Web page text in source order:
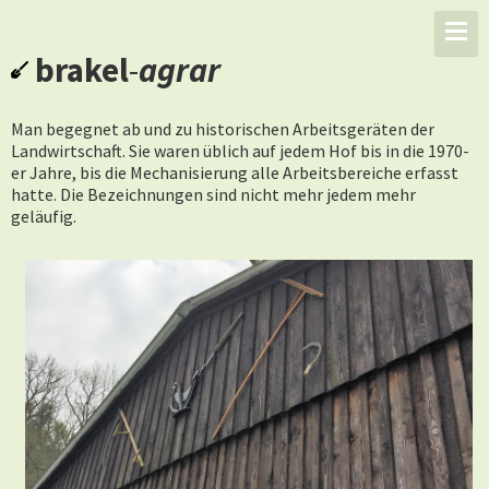
brakel-agrar
Man begegnet ab und zu historischen Arbeitsgeräten der
Landwirtschaft. Sie waren üblich auf jedem Hof bis in die 1970-
er Jahre, bis die Mechanisierung alle Arbeitsbereiche erfasst
hatte. Die Bezeichnungen sind nicht mehr jedem mehr
geläufig.